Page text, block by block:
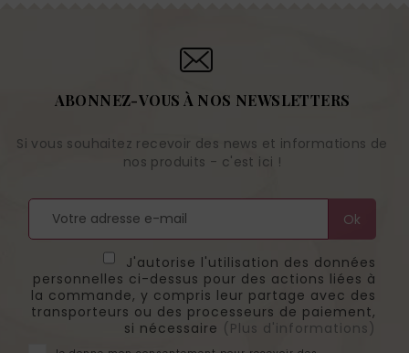
ABONNEZ-VOUS À NOS NEWSLETTERS
Si vous souhaitez recevoir des news et informations de
nos produits - c'est ici !
J'autorise l'utilisation des données
personnelles ci-dessus pour des actions liées à
la commande, y compris leur partage avec des
transporteurs ou des processeurs de paiement,
si nécessaire (Plus d'informations)